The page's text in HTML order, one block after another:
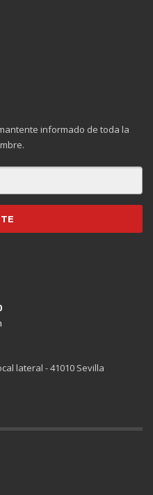
informado de toda la
lateral - 41010 Sevilla